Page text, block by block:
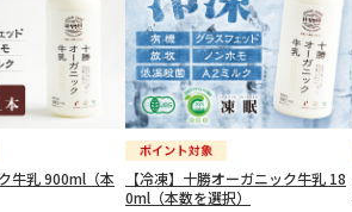
牛乳 900ml（本
【冷凍】十勝オーガニック牛乳 18
0ml（本数を選択）